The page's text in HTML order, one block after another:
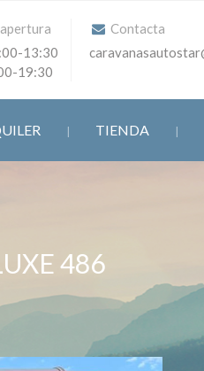
13:30
19:30
Contacta
TIENDA
486